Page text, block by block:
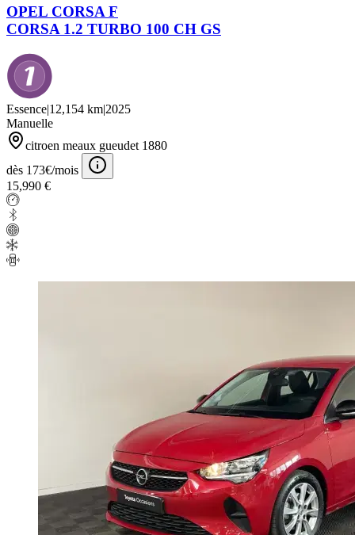
OPEL CORSA F
CORSA 1.2 TURBO 100 CH GS
Essence|12,154 km|2025
Manuelle
citroen meaux gueudet 1880
dès 173€/mois
15,990 €